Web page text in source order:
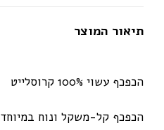
תיאור המוצר
הכפכף עשוי 100% קרוסלייט
הכפכף קל-משקל ונוח במיוחד